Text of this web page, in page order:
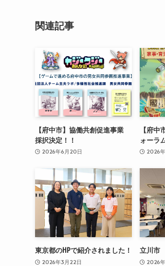
関連記事
【府中市】協働共創促進事業
採択決定！！
2026年6月20日
【府中
ォーラ
2026
東京都のHPで紹介されました！
2026年3月22日
立川市
2026